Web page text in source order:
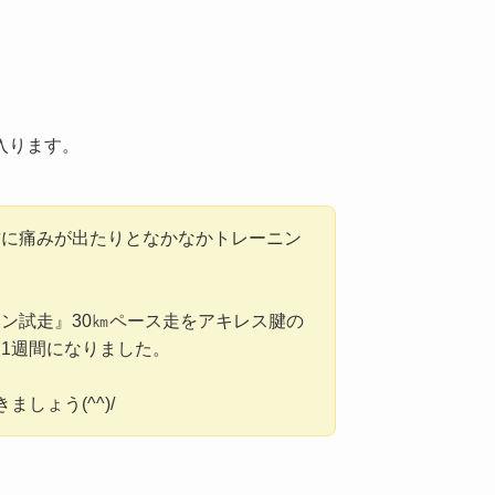
ます。
痛みが出たりとなかなかトレーニン
試走』30㎞ペース走をアキレス腱の
間になりました。
ましょう(^^)/